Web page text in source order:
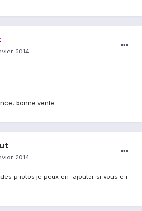
2014
bonne vente.
2014
photos je peux en rajouter si vous en